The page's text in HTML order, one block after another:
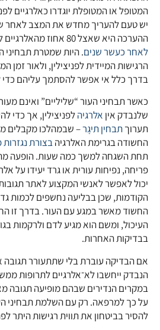
המטופל או המטופלת יוגדרו כאלרגיים
יש טעם להעריך מחדש את המצב לאחר
ההערכה היא שאצל 80 אחוז מהאלרגיים לפניצילין האלרגיה
לאחר כעשר שנים. היות שמטרת תבחיני
הרגישות המיידית לפניצילין, ולאור
בדרך כלל אי אפשר להסתמך עליהם כדי
כאשר תבחיני העור “שליליים” ואינם
שלנבדק אין אלרגיהלפניצילין, אך כדי
תערוךתבחין תיגָר– שבמהלכו מקבלים
החשודה בגרימת האלרגיהבצורת נגזרות
תחת השגחה למשך כמה שעות. הופעה
פריחה, נפיחות עורית או גרד יעידו על
יכול לאפשר לאנשי המקצוע לאתר
הקודמות, שכן בבליעה נחשפים לכמות
החשוד מאשר במגע עם העור. בדרך זו
העיכול, ומשם הוא מגיע לדם ולרקמות
בבדיקות האחרות.
אם הבדיקה עוברת בלי שתתעורר תגובה
הנבדק ייחשבו לא־אלרגיים לתרופות
במקרים הנדירים שבהם מופיעה תגובה
על כך למרפאה. רק עם השלמת תבחיני
להסיר בביטחון את תווית רגישות היתר